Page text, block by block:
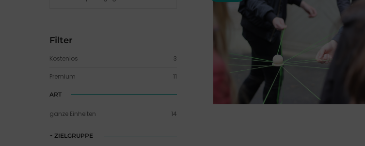
Filter
Kostenlos 3
Premium 11
ART
ganze Einheiten 14
ZIELGRUPPE